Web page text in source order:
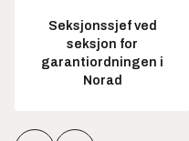
Seksjonssjef ved
seksjon for
garantiordningen i
Norad